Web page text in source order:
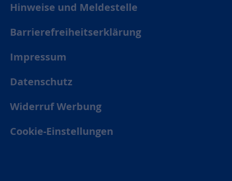
Hinweise und Meldestelle
Barrierefreiheitserklärung
Impressum
Datenschutz
Widerruf Werbung
Cookie-Einstellungen